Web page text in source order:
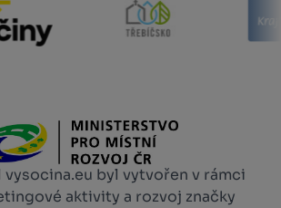
byl vytvořen v rámci
aktivity a rozvoj značky